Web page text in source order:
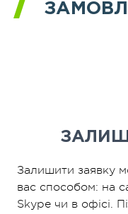
Залишити заявку
вас способом: на
Skype чи в офісі.